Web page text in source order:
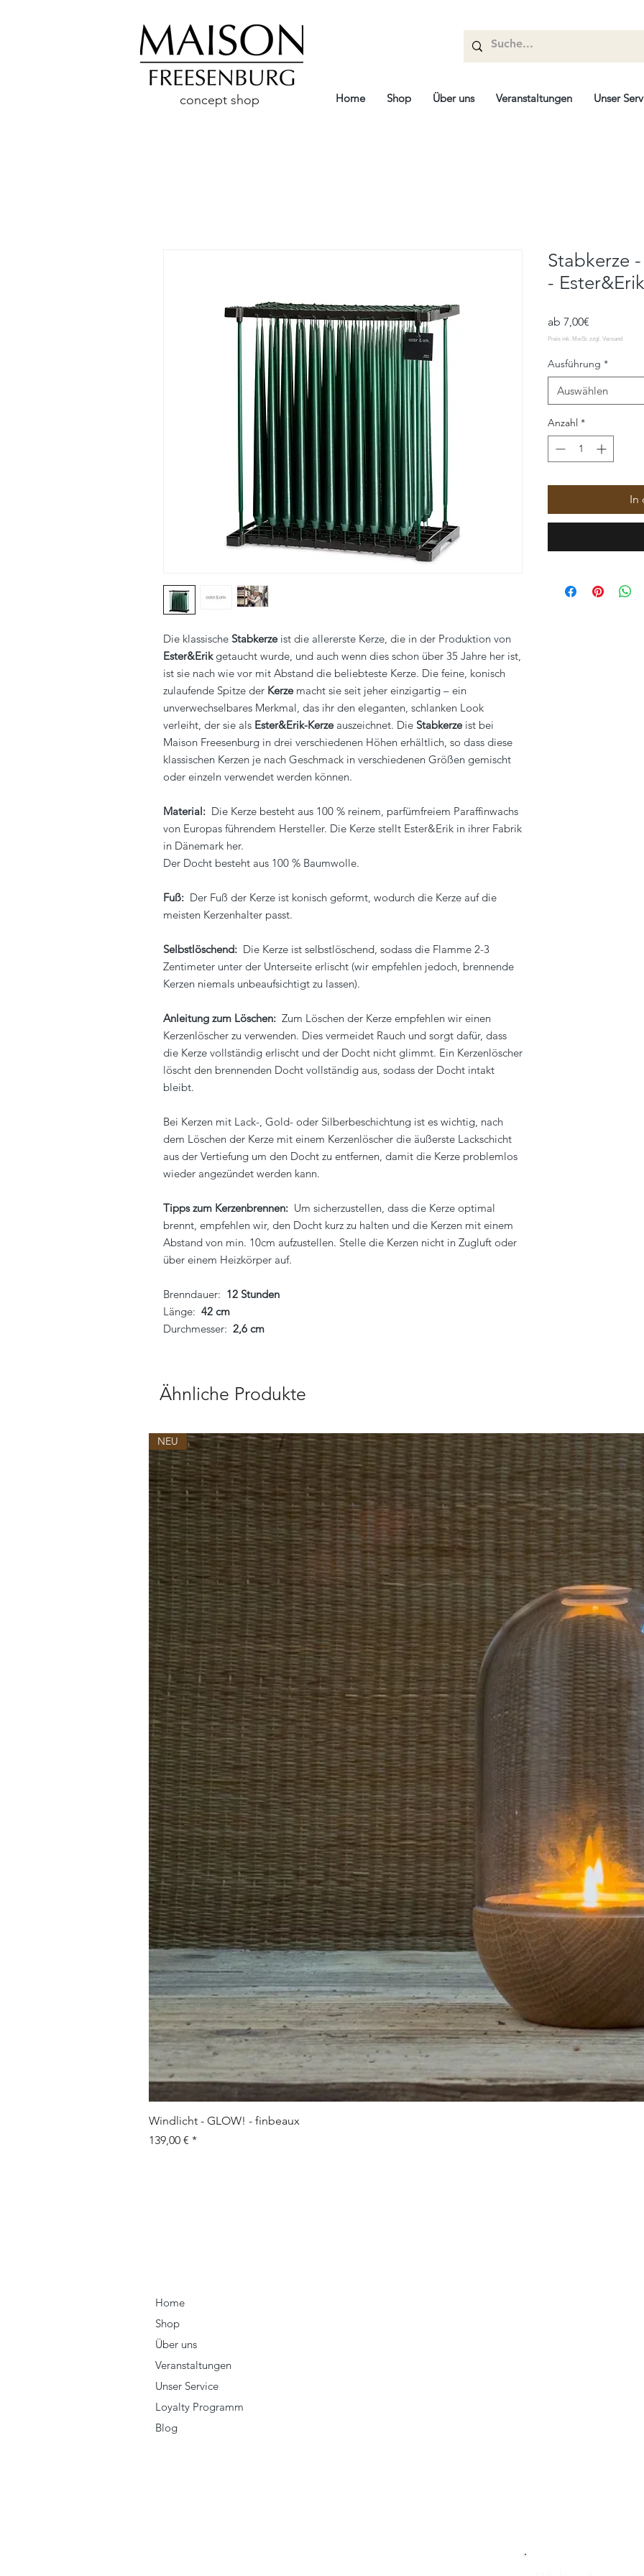
concept shop Home Shop Über uns Veranstaltungen Unser
Die klassische Stabkerzeist die allererste Kerze, die in der Produktion von
Ester&Erikgetaucht wurde, und auch wenn dies schon über 35 Jahre her ist,
ist sie nach wie vor mit Abstand die beliebteste Kerze. Die feine, konisch
zulaufende Spitze der Kerzemacht sie seit jeher einzigartig – ein
unverwechselbares Merkmal, das ihr den eleganten, schlanken Look
verleiht, der sie als Ester&Erik-Kerzeauszeichnet. Die Stabkerzeist bei
Maison Freesenburg in drei verschiedenen Höhen erhältlich, so dass diese
klassischen Kerzen je nach Geschmack in verschiedenen Größen gemischt
oder einzeln verwendet werden können.
Material: Die Kerze besteht aus 100 % reinem, parfümfreiem Paraffinwachs
von Europas führendem Hersteller. Die Kerze stellt Ester&Erik in ihrer Fabrik
in Dänemark her.
Der Docht besteht aus 100 % Baumwolle.
Fuß: Der Fuß der Kerze ist konisch geformt, wodurch die Kerze auf die
meisten Kerzenhalter passt.
Selbstlöschend: Die Kerze ist selbstlöschend, sodass die Flamme 2-3
Zentimeter unter der Unterseite erlischt (wir empfehlen jedoch, brennende
Kerzen niemals unbeaufsichtigt zu lassen).
Anleitung zum Löschen: Zum Löschen der Kerze empfehlen wir einen
Kerzenlöscher zu verwenden. Dies vermeidet Rauch und sorgt dafür, dass
die Kerze vollständig erlischt und der Docht nicht glimmt. Ein Kerzenlöscher
löscht den brennenden Docht vollständig aus, sodass der Docht intakt
bleibt.
Bei Kerzen mit Lack-, Gold- oder Silberbeschichtung ist es wichtig, nach
dem Löschen der Kerze mit einem Kerzenlöscher die äußerste Lackschicht
aus der Vertiefung um den Docht zu entfernen, damit die Kerze problemlos
wieder angezündet werden kann.
Tipps zum Kerzenbrennen: Um sicherzustellen, dass die Kerze optimal
brennt, empfehlen wir, den Docht kurz zu halten und die Kerzen mit einem
Abstand von min. 10cm aufzustellen. Stelle die Kerzen nicht in Zugluft oder
über einem Heizkörper auf.
Brenndauer: 12 Stunden
Länge: 42 cm
Durchmesser: 2,6 cm
Stabkerze
- Ester&Erik
ab 7,00€
Preis
Ausführung *
Auswählen
Anzahl *
In
Ähnliche Produkte
NEU
Windlicht - GLOW! - finbeaux
Preis
139,00 €
Home
Shop
Über uns
Veranstaltungen
Unser Service
Loyalty Programm
Blog